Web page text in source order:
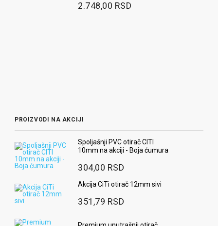
2.748,00 RSD
PROIZVODI NA AKCIJI
Spoljašnji PVC otirač CITI
10mm na akciji - Boja ćumura
304,00 RSD
Akcija CiTi otirač 12mm sivi
351,79 RSD